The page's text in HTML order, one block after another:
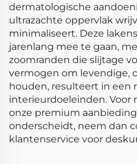
dermatologische
ultrazachte oppervlak
minimaliseert. Deze
jarenlang mee te gaan,
zoomranden die slijtage
vermogen om levendige,
houden, resulteert in een
interieurdoeleinden. Voor
onze premium
onderscheidt, neem dan
klantenservice voor